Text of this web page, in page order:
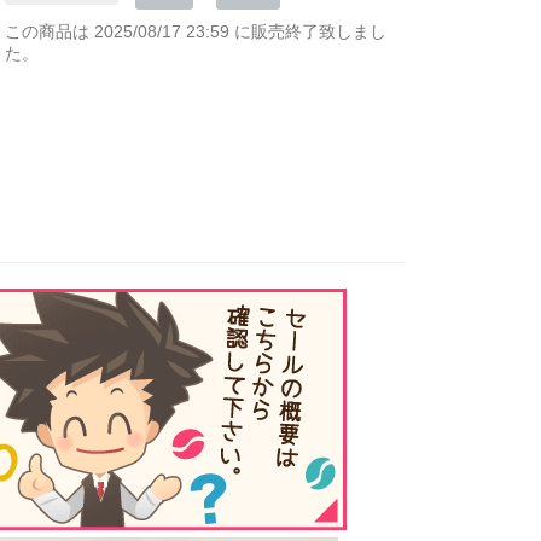
この商品は 2025/08/17 23:59 に販売終了致しまし
た。